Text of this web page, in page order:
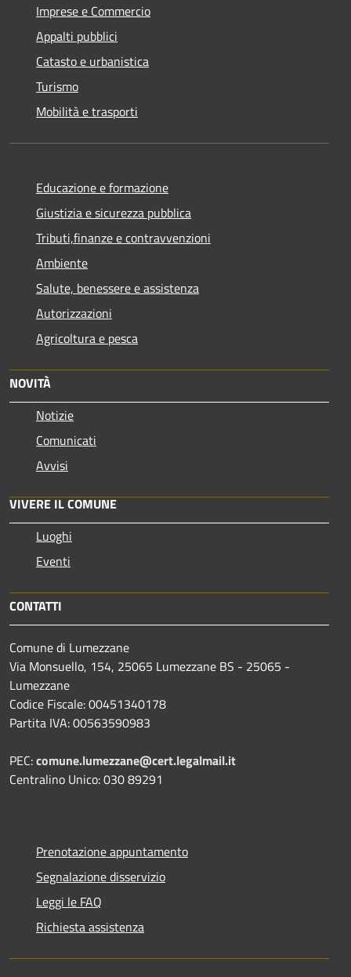
Imprese e Commercio
Appalti pubblici
Catasto e urbanistica
Turismo
Mobilità e trasporti
Educazione e formazione
Giustizia e sicurezza pubblica
Tributi,finanze e contravvenzioni
Ambiente
Salute, benessere e assistenza
Autorizzazioni
Agricoltura e pesca
NOVITÀ
Notizie
Comunicati
Avvisi
VIVERE IL COMUNE
Luoghi
Eventi
CONTATTI
Comune di Lumezzane
Via Monsuello, 154, 25065 Lumezzane BS - 25065 -
Lumezzane
Codice Fiscale: 00451340178
Partita IVA: 00563590983
PEC:comune.lumezzane@cert.legalmail.it
Centralino Unico: 030 89291
Prenotazione appuntamento
Segnalazione disservizio
Leggi le FAQ
Richiesta assistenza